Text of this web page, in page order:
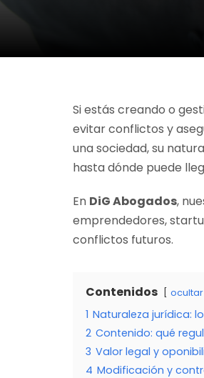
Si estás creando o
evitar conflictos y
una sociedad, su
hasta dónde puede
En DiG Abogados,
emprendedores,
conflictos futuros.
Contenidos ocultar
1 Naturaleza jurídica:
2 Contenido: qué
3 Valor legal y
4 Modificación y